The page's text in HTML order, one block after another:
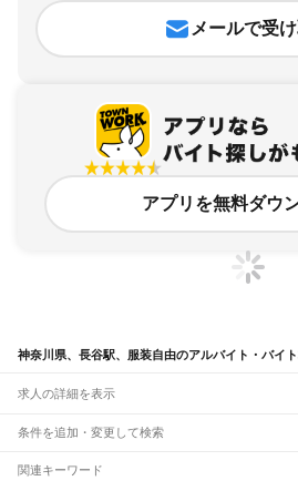
メールで受
アプリを無料ダウ
神奈川県、長谷駅、服装自由のアルバイト・バイ
求人の詳細を表示
条件を追加・変更して検索
市区町村を追加・変更
関連キーワード